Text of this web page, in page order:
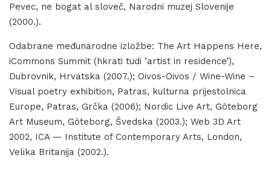
Pevec, ne bogat al sloveč, Narodni muzej Slovenije
(2000.).
Odabrane međunarodne izložbe: The Art Happens Here,
iCommons Summit (hkrati tudi ’artist in residence’),
Dubrovnik, Hrvatska (2007.); Oivos-Oivos / Wine-Wine –
Visual poetry exhibition, Patras, kulturna prijestolnica
Europe, Patras, Grčka (2006); Nordic Live Art, Göteborg
Art Museum, Göteborg, Švedska (2003.); Web 3D Art
2002, ICA — Institute of Contemporary Arts, London,
Velika Britanija (2002.).